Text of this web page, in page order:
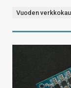
Vuoden